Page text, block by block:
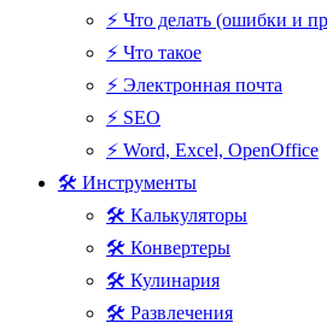
⚡ Что делать (ошибки и
⚡ Что такое
⚡ Электронная почта
⚡ SEO
⚡ Word, Excel, OpenOffice
🛠 Инструменты
🛠 Калькуляторы
🛠 Конвертеры
🛠 Кулинария
🛠 Развлечения